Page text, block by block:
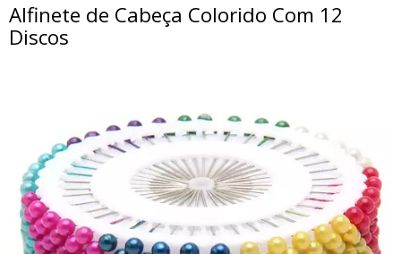
Alfinete de Cabeça Colorido Com 12
Discos